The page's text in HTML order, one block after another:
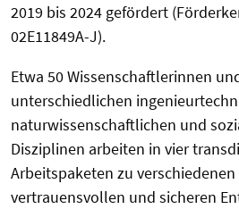
2019 bis 2024 gefördert
02E11849A-J).
Etwa 50 Wissenschaftlerinnen
unterschiedlichen
naturwissenschaftlichen und
Disziplinen arbeiten in vier
Arbeitspaketen zu
vertrauensvollen und sicheren